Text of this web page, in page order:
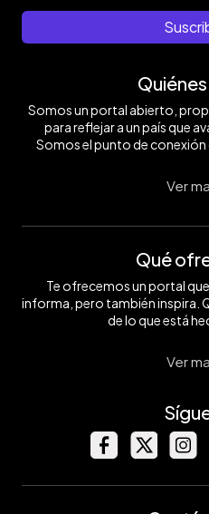
Somos un portal abierto,
para reflejar a un país que
Somos el punto de conexión
Ver
Qué
Te ofrecemos un portal
informa, pero también inspira.
de lo que está
Ver